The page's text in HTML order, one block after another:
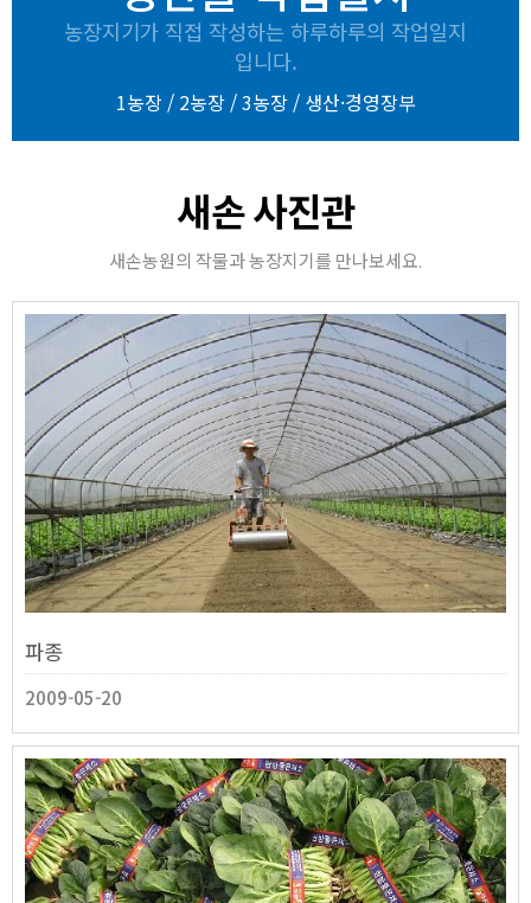
농장지기가 직접 작성하는 하루하루의 작업일지
입니다.
1농장/ 2농장/3농장/ 생산·경영장부
새손 사진관
새손농원의 작물과 농장지기를 만나보세요.
파종
2009-05-20